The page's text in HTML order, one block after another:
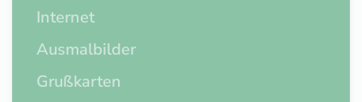
Internet
Ausmalbilder
Grußkarten